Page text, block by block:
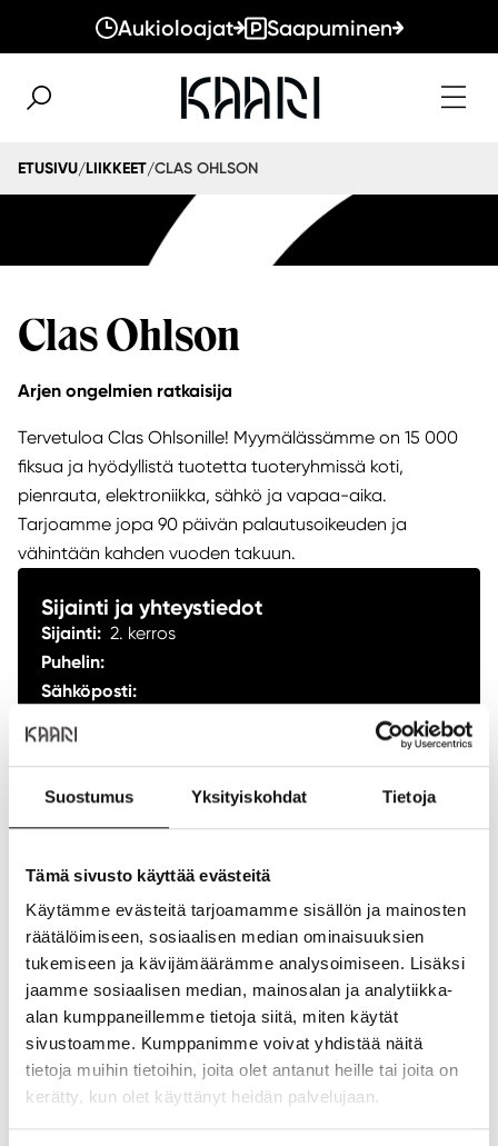
Suostumus Yksityiskohdat Tietoja
Tämä sivusto käyttää evästeitä
Käytämme evästeitä tarjoamamme sisällön ja mainosten
räätälöimiseen, sosiaalisen median ominaisuuksien
tukemiseen ja kävijämäärämme analysoimiseen. Lisäksi
jaamme sosiaalisen median, mainosalan ja analytiikka-
alan kumppaneillemme tietoja siitä, miten käytät
sivustoamme. Kumppanimme voivat yhdistää näitä
tietoja muihin tietoihin, joita olet antanut heille tai joita on
kerätty, kun olet käyttänyt heidän palvelujaan.
Aukioloajat Saapuminen
ETUSIVU/LIIKKEET/CLAS OHLSON
Clas Ohlson
Arjen ongelmien ratkaisija
Tervetuloa Clas Ohlsonille! Myymälässämme on 15 000
fiksua ja hyödyllistä tuotetta tuoteryhmissä koti,
pienrauta, elektroniikka, sähkö ja vapaa-aika.
Tarjoamme jopa 90 päivän palautusoikeuden ja
vähintään kahden vuoden takuun.
Sijainti ja yhteystiedot
Sijainti: 2. kerros
Puhelin:
Sähköposti:
https://www.clasohlson.com/fi/
NÄYTÄ POHJAKARTASSA
Aukioloajat
Ma: 10:00-20:00
Ti: 10:00-20:00
Ke: 10:00- 20:00
To: 10:00-20:00
Pe: 10:00-20:00